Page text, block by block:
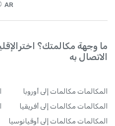
AR
ما وجهة مكالمتك؟
الاتصال به
المكالمات مكالمات إلى أوروبا
المكالمات مكالمات إلى أفريقيا
المكالمات مكالمات إلى أوقيانوسيا